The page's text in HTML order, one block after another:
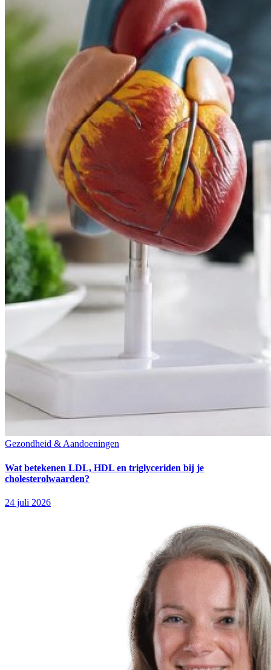
Gezondheid & Aandoeningen
Wat betekenen LDL, HDL en triglyceriden bij je
cholesterolwaarden?
24 juli 2026